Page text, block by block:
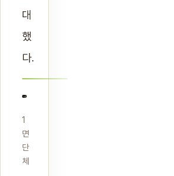
대
했
다.
1
면
단
체